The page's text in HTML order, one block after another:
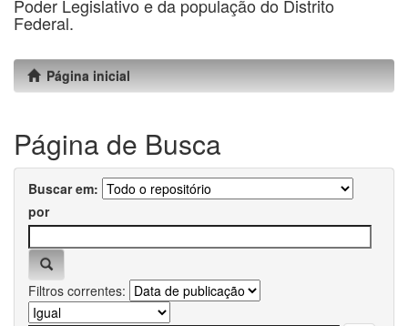
Poder Legislativo e da população do Distrito
Federal.
Página inicial
Página de Busca
Buscar em:
por
Filtros correntes: